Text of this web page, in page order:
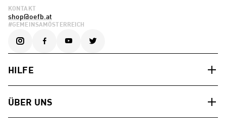
KONTAKT
shop@oefb.at
#GEMEINSAMÖSTERREICH
HILFE
ÜBER UNS